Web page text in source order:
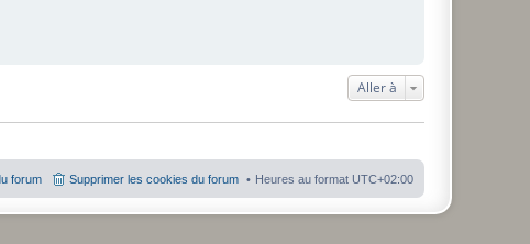
Aller à
Heures au format UTC+02:00
Supprimer les cookies du forum
forum